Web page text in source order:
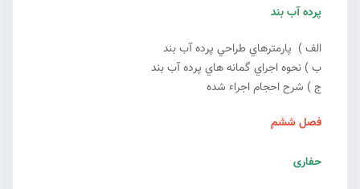
پرده آب بند
الف ) پارمترهاي طراحي پرده آب بند
ب ) نحوه اجراي گمانه هاي پرده آب بند
ج ) شرح احجام اجراء شده
فصل ششم
حفاری